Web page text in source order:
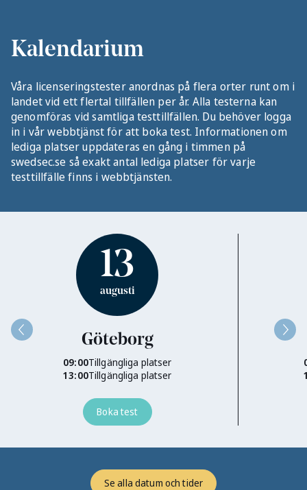
Kalendarium
Våra licenseringstester anordnas på flera orter runt om i
landet vid ett flertal tillfällen per år. Alla testerna kan
genomföras vid samtliga testtillfällen. Du behöver logga
in i vår webbtjänst för att boka test. Informationen om
lediga platser uppdateras en gång i timmen på
swedsec.se så exakt antal lediga platser för varje
testtillfälle finns i webbtjänsten.
Testa den
13
augusti
iGöteborg
Testa på
09:00Tillgängliga platser
Testa på
13:00Tillgängliga platser
Boka test
Se alla datum och tider